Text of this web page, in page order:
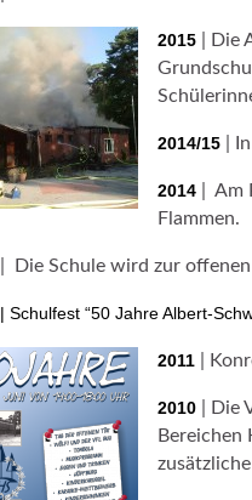
2015 | Die
2014/15 |
2014 | Am
Flammen.
| Die Schule wird zur
| Schulfest “50 Jahre Albert-
2011 |
2010 | Die